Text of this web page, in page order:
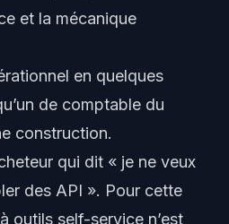
et la mécanique
en quelques
de comptable du
construction.
qui dit « je ne veux
des API ». Pour cette
outils self-service n’est